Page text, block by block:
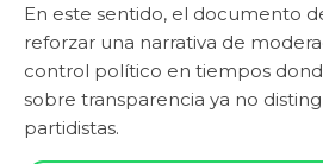
En este sentido, el documento
reforzar una narrativa de
control político en tiempos
sobre transparencia ya no
partidistas.